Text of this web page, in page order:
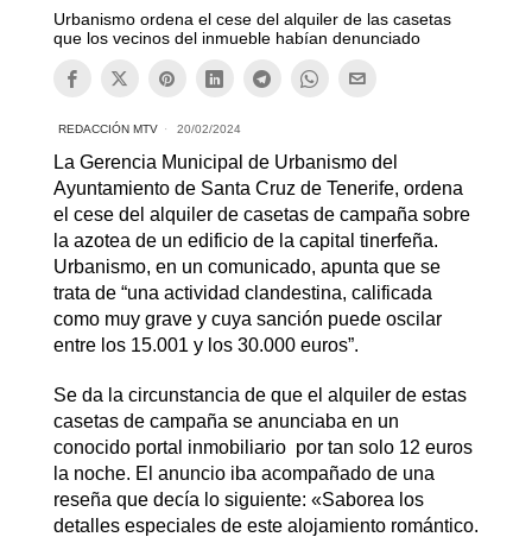
Urbanismo ordena el cese del alquiler de las casetas
que los vecinos del inmueble habían denunciado
REDACCIÓN MTV 20/02/2024
La Gerencia Municipal de Urbanismo del
Ayuntamiento de Santa Cruz de Tenerife, ordena
el cese del alquiler de casetas de campaña sobre
la azotea de un edificio de la capital tinerfeña.
Urbanismo, en un comunicado, apunta que se
trata de “una actividad clandestina, calificada
como muy grave y cuya sanción puede oscilar
entre los 15.001 y los 30.000 euros”.
Se da la circunstancia de que el alquiler de estas
casetas de campaña se anunciaba en un
conocido portal inmobiliario por tan solo 12 euros
la noche. El anuncio iba acompañado de una
reseña que decía lo siguiente: «Saborea los
detalles especiales de este alojamiento romántico.